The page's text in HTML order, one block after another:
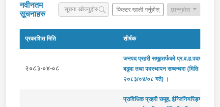
नवीनतम
सूचनाहरु
फिल्टर खाली गर्नुहोस् छान्नुहोस
प्रकाशित मिति शीर्षक
२०८३-०४-०८
जनपद प्रहरी समूहतर्फको प्र.व.ह.पदमा
बढुवा तथा पदस्थापन सम्बन्धमा (मिति
२०८३/०४/०८ गते) ।
प्राविधिक प्रहरी समूह, ईन्जिनियरिङ्ग